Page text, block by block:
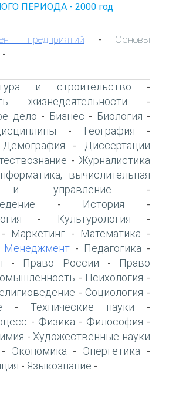
ПЕРИОДА - 2000 год
предприятий - Основы
-
и строительство -
жизнедеятельности -
дело - Бизнес - Биология -
- География -
Демография -
Диссертации
- Журналистика
вычислительная
и управление -
- История -
- Культурология -
- Маркетинг - Математика -
Менеджмент - Педагогика -
- Право России -
Право
- Психология -
- Социология -
- Технические науки -
- Физика - Философия -
- Художественные науки
- Экономика - Энергетика -
- Языкознание -